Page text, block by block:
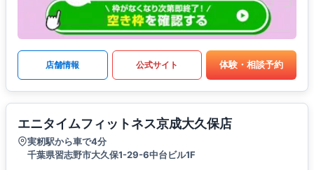
店舗情報 公式サイト 体験・相談予約
エニタイムフィットネス京成大久保店
実籾駅から車で4分
千葉県習志野市大久保1-29-6中台ビル1F